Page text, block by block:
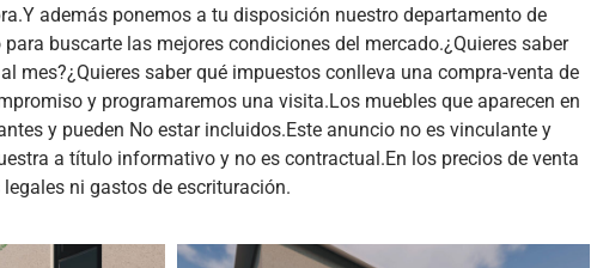
además ponemos a tu disposición nuestro departamento de
buscarte las mejores condiciones del mercado.¿Quieres saber
mes?¿Quieres saber qué impuestos conlleva una compra-venta de
y programaremos una visita.Los muebles que aparecen en
y pueden No estar incluidos.Este anuncio no es vinculante y
a título informativo y no es contractual.En los precios de venta
ni gastos de escrituración.